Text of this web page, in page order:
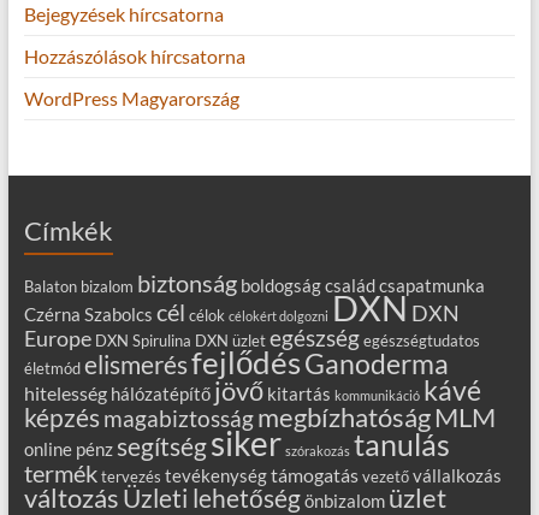
Bejegyzések hírcsatorna
Hozzászólások hírcsatorna
WordPress Magyarország
Címkék
Balaton bizalom biztonság boldogságcsaládcsapatmunka
Czérna Szabolcs cél célok célokért dolgozni DXNDXN
Europe DXN Spirulina DXN üzlet egészség egészségtudatos
életmód elismerésfejlődésGanoderma
hitelesség hálózatépítő jövő kitartás kommunikáció kávé
képzésmagabiztosságmegbízhatóság MLM
online pénz segítségsiker szórakozás tanulás
termék tervezés tevékenységtámogatás vezető vállalkozás
változás Üzleti lehetőségönbizalom üzlet